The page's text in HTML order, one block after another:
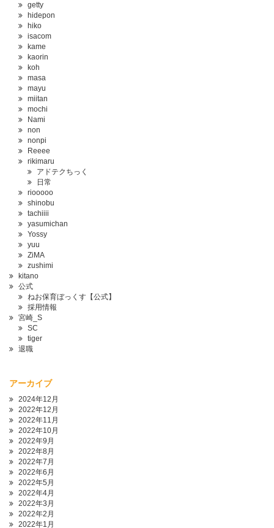
getty
hidepon
hiko
isacom
kame
kaorin
koh
masa
mayu
miitan
mochi
Nami
non
nonpi
Reeee
rikimaru
アドテクちっく
日常
riooooo
shinobu
tachiiii
yasumichan
Yossy
yuu
ZiMA
zushimi
kitano
公式
ねお保育ぼっくす【公式】
採用情報
宮崎_S
SC
tiger
退職
アーカイブ
2024年12月
2022年12月
2022年11月
2022年10月
2022年9月
2022年8月
2022年7月
2022年6月
2022年5月
2022年4月
2022年3月
2022年2月
2022年1月